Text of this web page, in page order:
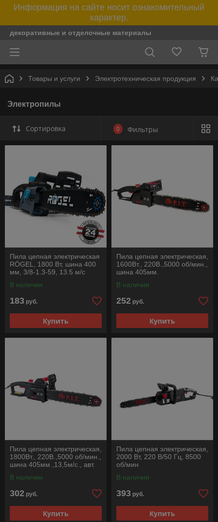
Информация на сайте носит ознакомительный
характер.
декоративные и отделочные материалы
Товары и услуги Электротехническая продукция
Электропилы
Сортировка 0 Фильтры
Пила цепная электрическая
RÖGEL, 1800 Вт, шина 400
мм, 3/8-1.3-59, 13.5 м/с
В наличии
183 руб.
Купить
Пила цепная электрическая,
1600Вт., 220В.,5000 об/мин.,
шина 405мм.
В наличии
252 руб.
Купить
Пила цепная электрическая,
1800Вт., 220В.,5000 об/мин.,
шина 405мм.,13,5м/с., авт.
В наличии
302 руб.
Купить
Пила цепная электрическая,
2000 Вт, 220 В/50 Гц, 8500
об/мин
В наличии
393 руб.
Купить